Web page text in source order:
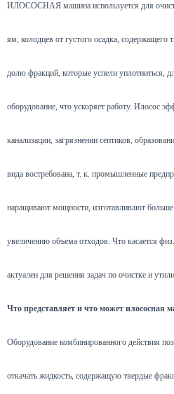
ИЛОСОСНАЯ машина используется для
ям, колодцев от густого осадка,
долю фракций, которые успели уплотниться,
оборудование, что ускоряет работу. Илосос
канализации, загрязнении септиков,
вида востребована, т. к. промышленные
наращивают мощности, изготавливают
увеличению объема отходов. Что касается
актуален для решения задач по очистке и
Что представляет и что может илососная
Оборудование комбинированного действия
откачать жидкость, содержащую твердые